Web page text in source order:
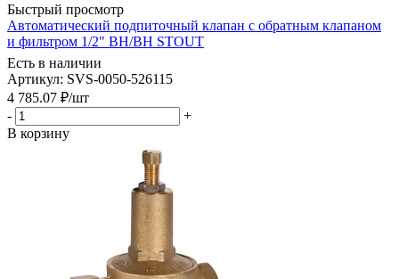
Быстрый просмотр
Автоматический подпиточный клапан с обратным клапаном
и фильтром 1/2" ВН/ВН STOUT
Есть в наличии
Артикул: SVS-0050-526115
4 785.07 ₽/шт
-
+
В корзину